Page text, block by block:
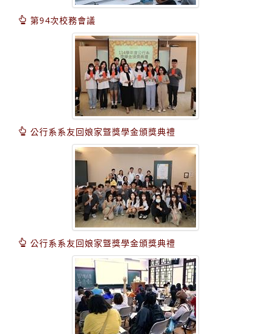
第94次校務會議
公行系系友回娘家曁獎學金頒獎典禮
公行系系友回娘家曁獎學金頒獎典禮